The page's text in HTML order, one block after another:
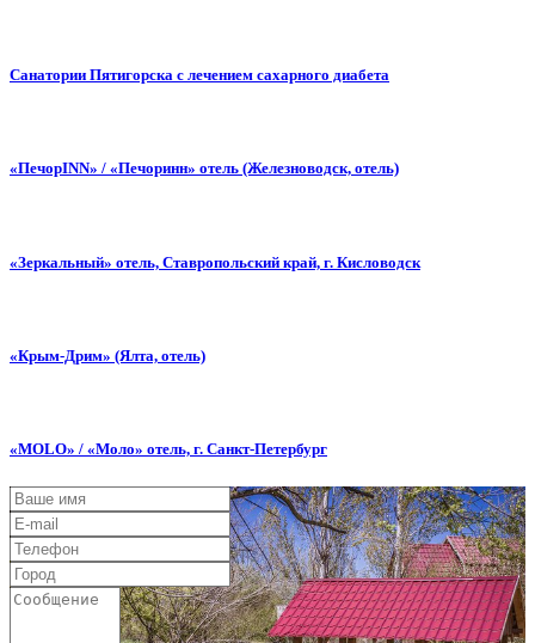
Санатории Пятигорска с лечением сахарного диабета
«ПечорINN» / «Печоринн» отель (Железноводск, отель)
«Зеркальный» отель, Ставропольский край, г. Кисловодск
«Крым-Дрим» (Ялта, отель)
«MOLO» / «Моло» отель, г. Санкт-Петербург